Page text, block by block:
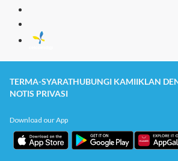
TERMA-SYARATHUBUNGI KAMIIKLAN
NOTIS PRIVASI
Download our App